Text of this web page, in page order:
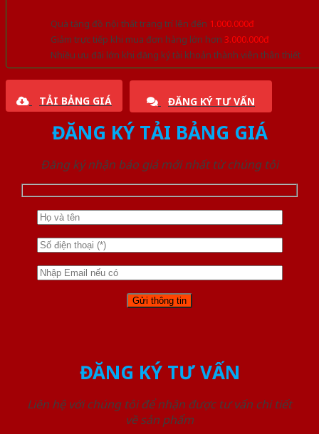
Quà tặng đồ nội thất trang trí lên đến 1.000.000đ
Giảm trực tiếp khi mua đơn hàng lớn hơn 3.000.000đ
Nhiều ưu đãi lớn khi đăng ký tài khoản thành viên thân thiết
TẢI BẢNG GIÁ ĐĂNG KÝ TƯ VẤN
ĐĂNG KÝ TẢI BẢNG GIÁ
Đăng ký nhận báo giá mới nhất từ chúng tôi
ĐĂNG KÝ TƯ VẤN
Liên hệ với chúng tôi để nhận được tư vấn chi tiết
về sản phẩm